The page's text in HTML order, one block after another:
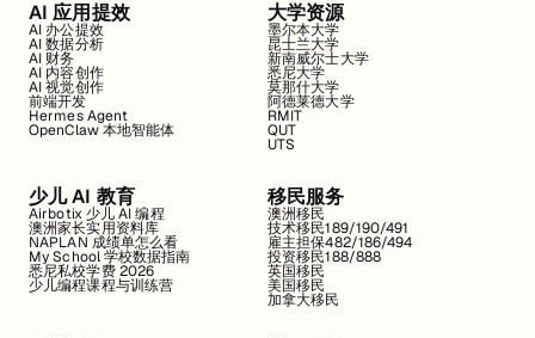
AI 应用提效
AI 办公提效
AI 数据分析
AI 财务
AI 内容创作
AI 视觉创作
前端开发
Hermes Agent
OpenClaw 本地智能体
大学资源
墨尔本大学
昆士兰大学
新南威尔士大学
悉尼大学
莫那什大学
阿德莱德大学
RMIT
QUT
UTS
少儿 AI 教育
Airbotix 少儿 AI 编程
澳洲家长实用资料库
NAPLAN 成绩单怎么看
My School 学校数据指南
悉尼私校学费 2026
少儿编程课程与训练营
移民服务
澳洲移民
技术移民189/190/491
雇主担保482/186/494
投资移民188/888
英国移民
美国移民
加拿大移民